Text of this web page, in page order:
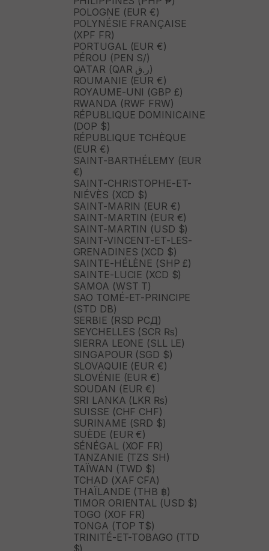
POLOGNE (EUR €)
POLYNÉSIE FRANÇAISE
(XPF FR)
PORTUGAL (EUR €)
PÉROU (PEN S/)
QATAR (QAR ر.ق)
ROUMANIE (EUR €)
ROYAUME-UNI (GBP £)
RWANDA (RWF FRW)
RÉPUBLIQUE DOMINICAINE
(DOP $)
RÉPUBLIQUE TCHÈQUE
(EUR €)
SAINT-BARTHÉLEMY (EUR
€)
SAINT-CHRISTOPHE-ET-
NIÉVÈS (XCD $)
SAINT-MARIN (EUR €)
SAINT-MARTIN (EUR €)
SAINT-MARTIN (USD $)
SAINT-VINCENT-ET-LES-
GRENADINES (XCD $)
SAINTE-HÉLÈNE (SHP £)
SAINTE-LUCIE (XCD $)
SAMOA (WST T)
SAO TOMÉ-ET-PRINCIPE
(STD DB)
SERBIE (RSD РСД)
SEYCHELLES (SCR ₨)
SIERRA LEONE (SLL LE)
SINGAPOUR (SGD $)
SLOVAQUIE (EUR €)
SLOVÉNIE (EUR €)
SOUDAN (EUR €)
SRI LANKA (LKR ₨)
SUISSE (CHF CHF)
SURINAME (SRD $)
SUÈDE (EUR €)
SÉNÉGAL (XOF FR)
TANZANIE (TZS SH)
TAÏWAN (TWD $)
TCHAD (XAF CFA)
THAÏLANDE (THB ฿)
TIMOR ORIENTAL (USD $)
TOGO (XOF FR)
TONGA (TOP T$)
TRINITÉ-ET-TOBAGO (TTD